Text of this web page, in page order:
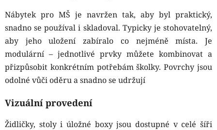
Nábytek pro MŠ je navržen tak, aby byl praktický,
snadno se používal i skladoval. Typicky je stohovatelný,
aby jeho uložení zabíralo co nejméně místa. Je
modulární – jednotlivé prvky můžete kombinovat a
přizpůsobit konkrétním potřebám školky. Povrchy jsou
odolné vůči oděru a snadno se udržují
Vizuální provedení
Židličky, stoly i úložné boxy jsou dostupné v celé šíři